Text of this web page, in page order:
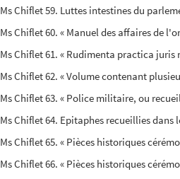
Ms Chiflet 59. Luttes intestines du
Ms Chiflet 60. « Manuel des affaires de
Ms Chiflet 61. « Rudimenta practica
Ms Chiflet 62. « Volume contenant
Ms Chiflet 63. « Police militaire, ou
Ms Chiflet 64. Epitaphes recueillies dans
Ms Chiflet 65. « Pièces historiques
Ms Chiflet 66. « Pièces historiques